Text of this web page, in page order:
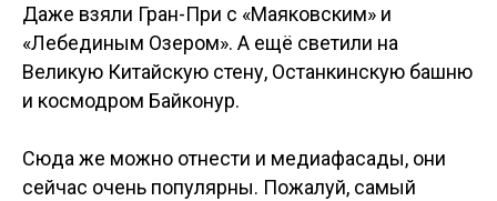
Даже взяли Гран-При с «Маяковским» и
«Лебединым Озером». А ещё светили на
Великую Китайскую стену, Останкинскую башню
и космодром Байконур.
Сюда же можно отнести и медиафасады, они
сейчас очень популярны. Пожалуй, самый